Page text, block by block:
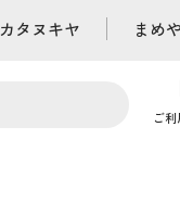
カタヌキヤ まめ
ご